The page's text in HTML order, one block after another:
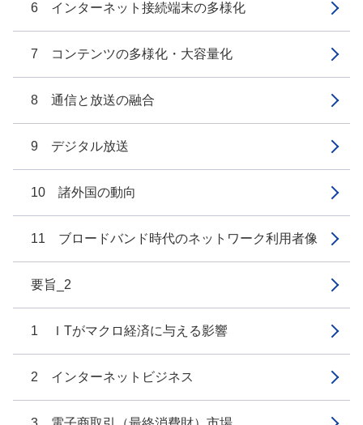
6 インターネット接続端末の多様化
7 コンテンツの多様化・大容量化
8 通信と放送の融合
9 デジタル放送
10 諸外国の動向
11 ブロードバンド時代のネットワーク利用者像
要旨_2
1 ＩTがマクロ経済に与える影響
2 インターネットビジネス